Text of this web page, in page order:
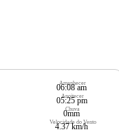
Amanhecer
06:08 am
Anoitecer
05:25 pm
Chuva
0mm
Velocidade do Vento
4.37 km/h